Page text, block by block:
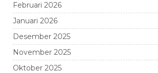
Februari 2026
Januari 2026
Desember 2025
November 2025
Oktober 2025